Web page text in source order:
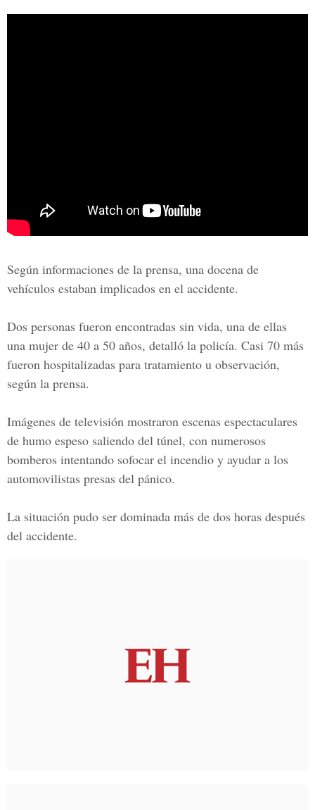
Según informaciones de la prensa, una docena de
vehículos estaban implicados en el accidente.
Dos personas fueron encontradas sin vida, una de ellas
una mujer de 40 a 50 años, detalló la policía. Casi 70 más
fueron hospitalizadas para tratamiento u observación,
según la prensa.
Imágenes de televisión mostraron escenas espectaculares
de humo espeso saliendo del túnel, con numerosos
bomberos intentando sofocar el incendio y ayudar a los
automovilistas presas del pánico.
La situación pudo ser dominada más de dos horas después
del accidente.